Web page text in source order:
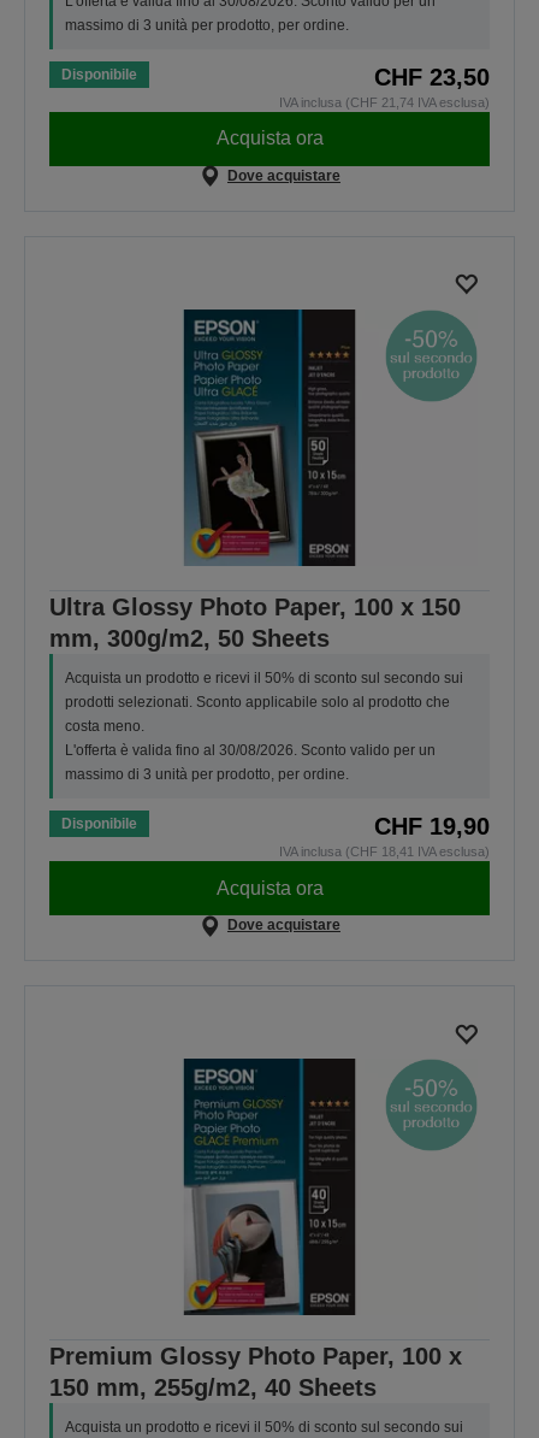
massimo di 3 unità per prodotto, per ordine.
Disponibile CHF 23,50
IVA inclusa (CHF 21,74 IVA esclusa)
Acquista ora
Dove acquistare
Ultra Glossy Photo Paper, 100 x 150
mm, 300g/m2, 50 Sheets
Acquista un prodotto e ricevi il 50% di sconto sul secondo sui
prodotti selezionati. Sconto applicabile solo al prodotto che
costa meno.
L'offerta è valida fino al 30/08/2026. Sconto valido per un
massimo di 3 unità per prodotto, per ordine.
Disponibile CHF 19,90
IVA inclusa (CHF 18,41 IVA esclusa)
Acquista ora
Dove acquistare
Premium Glossy Photo Paper, 100 x
150 mm, 255g/m2, 40 Sheets
Acquista un prodotto e ricevi il 50% di sconto sul secondo sui